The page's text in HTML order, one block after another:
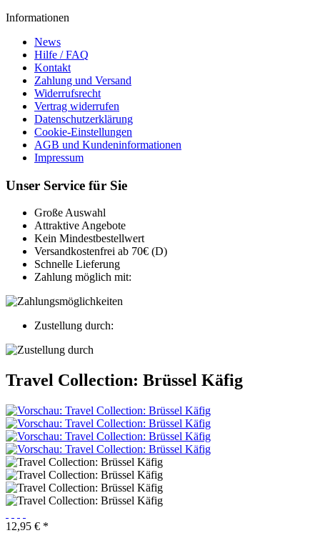
Informationen
News
Hilfe / FAQ
Kontakt
Zahlung und Versand
Widerrufsrecht
Vertrag widerrufen
Datenschutzerklärung
Cookie-Einstellungen
AGB und Kundeninformationen
Impressum
Unser Service für Sie
Große Auswahl
Attraktive Angebote
Kein Mindestbestellwert
Versandkostenfrei ab 70€ (D)
Schnelle Lieferung
Zahlung möglich mit:
Zustellung durch:
Travel Collection: Brüssel Käfig
12,95 € *